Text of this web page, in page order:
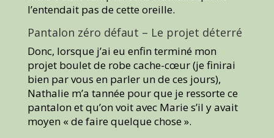
l’entendait pas de cette oreille.
Pantalon zéro défaut – Le projet déterré
Donc, lorsque j’ai eu enfin terminé mon
projet boulet de robe cache-cœur (je finirai
bien par vous en parler un de ces jours),
Nathalie m’a tannée pour que je ressorte ce
pantalon et qu’on voit avec Marie s’il y avait
moyen « de faire quelque chose ».